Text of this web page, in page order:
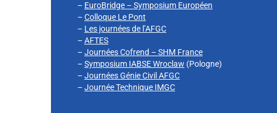
– EuroBridge – Symposium Européen
– Colloque Le Pont
– Les journées de l’AFGC
– AFTES
– Journées Cofrend – SHM France
– Symposium IABSE Wroclaw (Pologne)
– Journées Génie Civil AFGC
– Journée Technique IMGC